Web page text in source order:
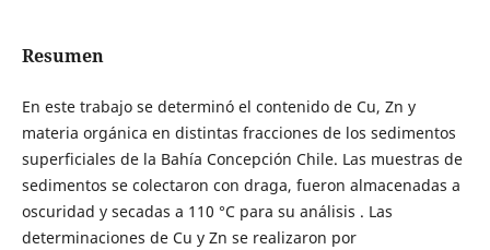
Resumen
En este trabajo se determinó el contenido de Cu, Zn y
materia orgánica en distintas fracciones de los sedimentos
superficiales de la Bahía Concepción Chile. Las muestras de
sedimentos se colectaron con draga, fueron almacenadas a
oscuridad y secadas a 110 °C para su análisis . Las
determinaciones de Cu y Zn se realizaron por